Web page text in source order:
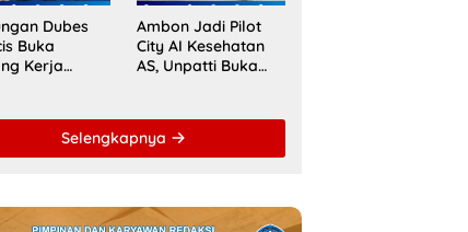
Dubes
Buka
Kerja
dan
Ambon Jadi Pilot
City AI Kesehatan
AS, Unpatti Buka
Indonesia Timur
Selengkapnya